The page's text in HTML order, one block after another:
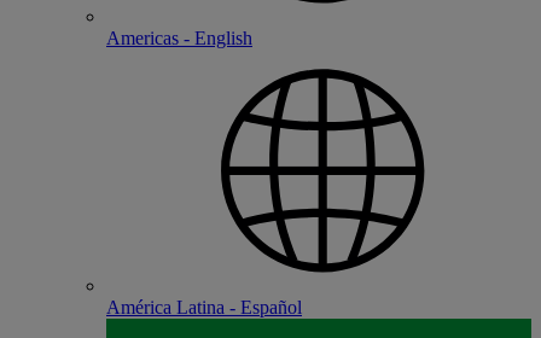
Americas - English
América Latina - Español